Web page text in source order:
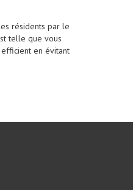
résidents par le
telle que vous
en évitant